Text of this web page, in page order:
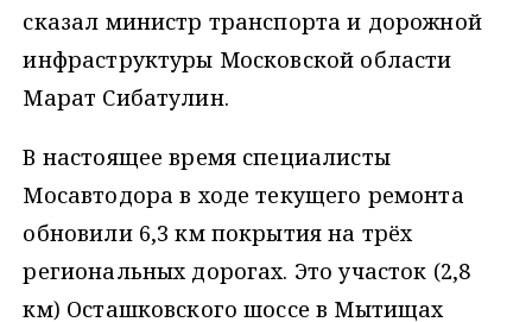
сказал министр транспорта и дорожной
инфраструктуры Московской области
Марат Сибатулин.
В настоящее время специалисты
Мосавтодора в ходе текущего ремонта
обновили 6,3 км покрытия на трёх
региональных дорогах. Это участок (2,8
км) Осташковского шоссе в Мытищах